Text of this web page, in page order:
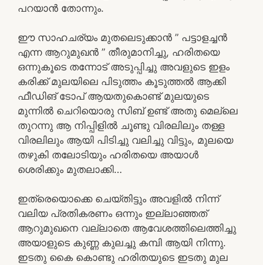
പറയാൻ തോന്നും.
ഈ സാഹചര്യം മുതലെടുക്കാൻ ” പട്ടാളച്ചൻ
എന്ന ആറുമുഖൻ ” തീരുമാനിച്ചു, ഹരിതയെ
ഒന്നുകൂടെ തന്നോട് അടുപ്പിച്ചു അവളുടെ ഇളം
കരിക്ക് മുലയിലെ പിടുത്തം കൂടുത്തൽ ആക്കി
ഫീഡിങ് ടോപ് ആയതുകൊണ്ട് മുലയുടെ
മുന്നിൽ ചെറിയൊരു സിബ് ഉണ്ട് അതു മെല്ലെ
തുറന്നു ആ നിപ്പിളിൽ ചൂണ്ടു വിരലിലും തള്ള
വിരലിലും ആയി പിടിച്ചു വലിച്ചു വിട്ടും, മുലയെ
തഴുകി തലോടിയും ഹരിതയെ അയാൾ
ശെരിക്കും മുതലാക്കി…
ഇത്രെയൊക്കെ ചെയ്തിട്ടും അവളിൽ നിന്ന്
വലിയ പ്രതികരണം ഒന്നും ഇല്ലാഞ്ഞത്
ആറുമുഖനെ വല്ലാതെ ആവേശത്തിലെത്തിച്ചു
അയാളുടെ കുണ്ണ കുലച്ചു കമ്പി ആയി നിന്നു.
ഇടതു കൈ കൊണ്ടു ഹരിതയുടെ ഇടതു മുല